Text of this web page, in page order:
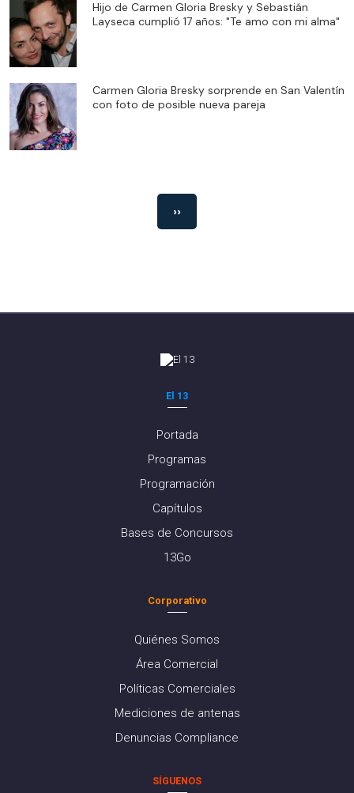
Hijo de Carmen Gloria Bresky y Sebastián
Layseca cumplió 17 años: "Te amo con mi alma"
Carmen Gloria Bresky sorprende en San Valentín
con foto de posible nueva pareja
››
El 13
Portada
Programas
Programación
Capítulos
Bases de Concursos
13Go
Corporativo
Quiénes Somos
Área Comercial
Políticas Comerciales
Mediciones de antenas
Denuncias Compliance
SÍGUENOS